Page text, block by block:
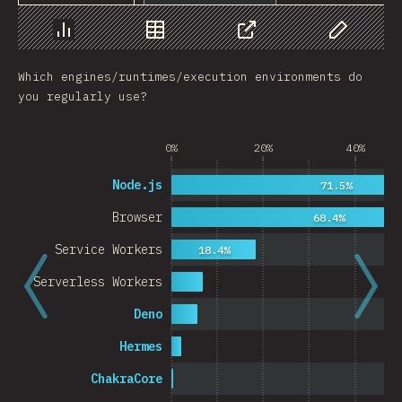
Chart Data Share
Customize
Which engines/runtimes/execution environments do
you regularly use?
0% 20% 40%
ChakraCore
Hermes
Deno
Serverless Workers
Service Workers
Browser
Node.js
18.4%
68.4%
71.5%